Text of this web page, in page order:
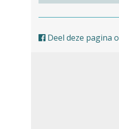
Deel deze pagina